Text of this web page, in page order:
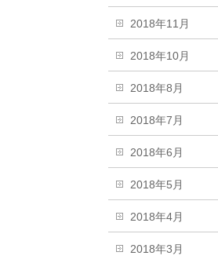
2018年11月
2018年10月
2018年8月
2018年7月
2018年6月
2018年5月
2018年4月
2018年3月